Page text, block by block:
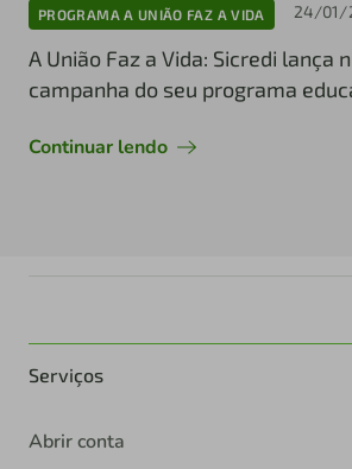
PROGRAMA A UNIÃO FAZ A VIDA 24/01/
A União Faz a Vida: Sicredi lança
campanha do seu programa
Continuar lendo
Serviços
Abrir conta